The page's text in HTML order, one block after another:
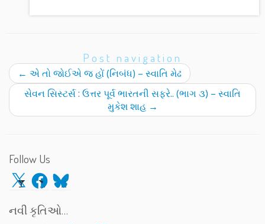
Post navigation
← એ તો જોઈએ જ હોં (નિબંધ) – સ્વાતિ મેઢ
સેવન સિસ્ટર્સ : ઉત્તર પૂર્વ ભારતની સફરે.. (ભાગ ૩) – સ્વાતિ
મુકેશ શાહ →
Follow Us
X Facebook
Bluesky
નવી કૃતિઓ…